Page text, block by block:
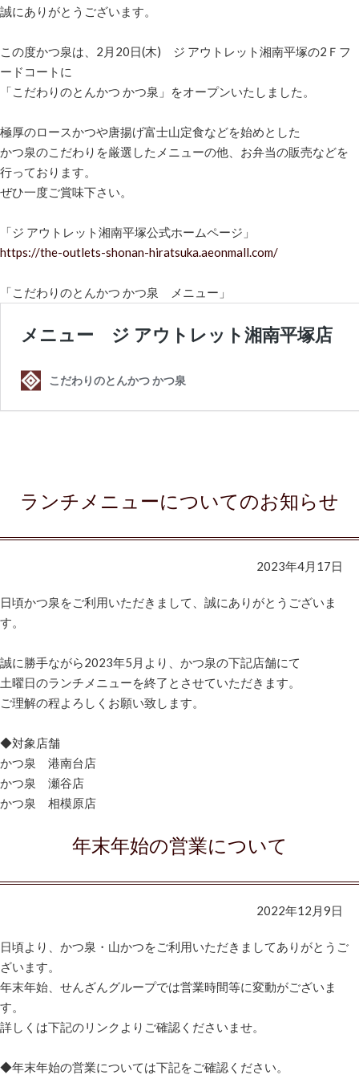
誠にありがとうございます。
この度かつ泉は、2月20日(木) ジ アウトレット湘南平塚の2Ｆフ
ードコートに
「こだわりのとんかつ かつ泉」をオープンいたしました。
極厚のロースかつや唐揚げ富士山定食などを始めとした
かつ泉のこだわりを厳選したメニューの他、お弁当の販売などを
行っております。
ぜひ一度ご賞味下さい。
「ジ アウトレット湘南平塚公式ホームページ」
https://the-outlets-shonan-hiratsuka.aeonmall.com/
「こだわりのとんかつ かつ泉 メニュー」
ランチメニューについてのお知らせ
2023年4月17日
日頃かつ泉をご利用いただきまして、誠にありがとうございま
す。
誠に勝手ながら2023年5月より、かつ泉の下記店舗にて
土曜日のランチメニューを終了とさせていただきます。
ご理解の程よろしくお願い致します。
◆対象店舗
かつ泉 港南台店
かつ泉 瀬谷店
かつ泉 相模原店
年末年始の営業について
2022年12月9日
日頃より、かつ泉・山かつをご利用いただきましてありがとうご
ざいます。
年末年始、せんざんグループでは営業時間等に変動がございま
す。
詳しくは下記のリンクよりご確認くださいませ。
◆年末年始の営業については下記をご確認ください。